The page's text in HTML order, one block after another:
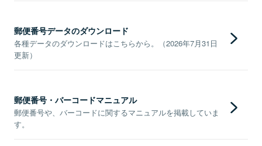
郵便番号データのダウンロード
各種データのダウンロードはこちらから。（2026年7月31日
更新）
郵便番号・バーコードマニュアル
郵便番号や、バーコードに関するマニュアルを掲載していま
す。